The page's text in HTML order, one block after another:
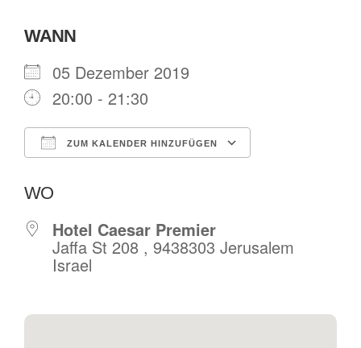
WANN
05 Dezember 2019
20:00 - 21:30
ZUM KALENDER HINZUFÜGEN
WO
Hotel Caesar Premier
Jaffa St 208 , 9438303 Jerusalem
Israel